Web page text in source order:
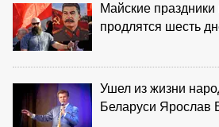
Майские праздники
продлятся шесть
Ушел из жизни
Беларуси Ярослав